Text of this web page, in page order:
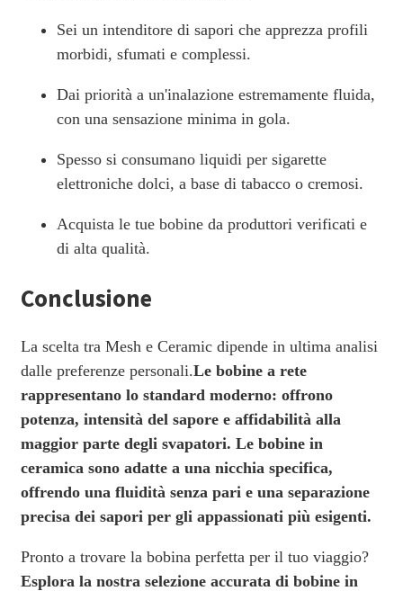
Sei un intenditore di sapori che apprezza profili
morbidi, sfumati e complessi.
Dai priorità a un'inalazione estremamente fluida,
con una sensazione minima in gola.
Spesso si consumano liquidi per sigarette
elettroniche dolci, a base di tabacco o cremosi.
Acquista le tue bobine da produttori verificati e
di alta qualità.
Conclusione
La scelta tra Mesh e Ceramic dipende in ultima analisi
dalle preferenze personali.Le bobine a rete
rappresentano lo standard moderno: offrono
potenza, intensità del sapore e affidabilità alla
maggior parte degli svapatori. Le bobine in
ceramica sono adatte a una nicchia specifica,
offrendo una fluidità senza pari e una separazione
precisa dei sapori per gli appassionati più esigenti.
Pronto a trovare la bobina perfetta per il tuo viaggio?
Esplora la nostra selezione accurata di bobine in